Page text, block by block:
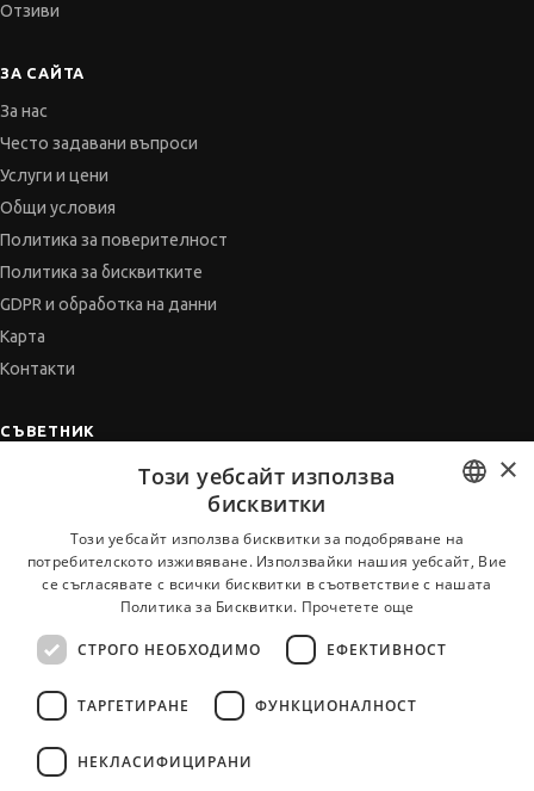
Отзиви
ЗА САЙТА
За нас
Често задавани въпроси
Услуги и цени
Общи условия
Политика за поверителност
Политика за бисквитките
GDPR и обработка на данни
Карта
Контакти
СЪВЕТНИК
Автобиографията
Интервю за работа
Когато получим оферта
За новодошли
BULGARIAN
ENGLISH
×
Този уебсайт използва
бисквитки
Този уебсайт използва бисквитки за подобряване на
потребителското изживяване. Използвайки нашия уебсайт, Вие
се съгласявате с всички бисквитки в съответствие с нашата
Политика за Бисквитки. Прочетете още
СТРОГО НЕОБХОДИМО ЕФЕКТИВНОСТ
ТАРГЕТИРАНЕ ФУНКЦИОНАЛНОСТ
НЕКЛАСИФИЦИРАНИ